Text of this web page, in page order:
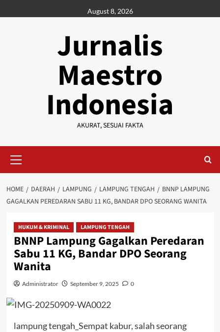
to
August 8, 2026
Jurnalis
Maestro
Indonesia
AKURAT, SESUAI FAKTA
Menu
HOME DAERAH LAMPUNG LAMPUNG TENGAH
BNNP LAMPUNG
GAGALKAN PEREDARAN SABU 11 KG, BANDAR DPO SEORANG WANITA
HUKUM & KRIMINAL LAMPUNG TENGAH
BNNP Lampung Gagalkan Peredaran
Sabu 11 KG, Bandar DPO Seorang
Wanita
Administrator September 9, 2025 0
lampung tengah_Sempat kabur, salah seorang